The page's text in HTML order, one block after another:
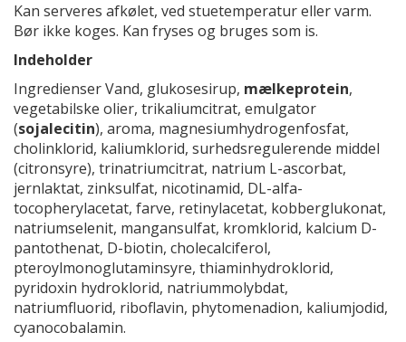
Kan serveres afkølet, ved stuetemperatur eller varm.
Bør ikke koges. Kan fryses og bruges som is.
Indeholder
Ingredienser Vand, glukosesirup, mælkeprotein,
vegetabilske olier, trikaliumcitrat, emulgator
(sojalecitin), aroma, magnesiumhydrogenfosfat,
cholinklorid, kaliumklorid, surhedsregulerende middel
(citronsyre), trinatriumcitrat, natrium L-ascorbat,
jernlaktat, zinksulfat, nicotinamid, DL-alfa-
tocopherylacetat, farve, retinylacetat, kobberglukonat,
natriumselenit, mangansulfat, kromklorid, kalcium D-
pantothenat, D-biotin, cholecalciferol,
pteroylmonoglutaminsyre, thiaminhydroklorid,
pyridoxin hydroklorid, natriummolybdat,
natriumfluorid, riboflavin, phytomenadion, kaliumjodid,
cyanocobalamin.